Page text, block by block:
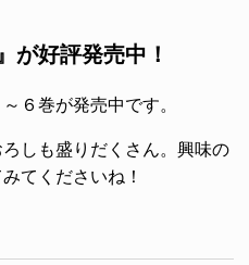
が好評発売中！
６巻が発売中です。
しも盛りだくさん。興味の
てくださいね！